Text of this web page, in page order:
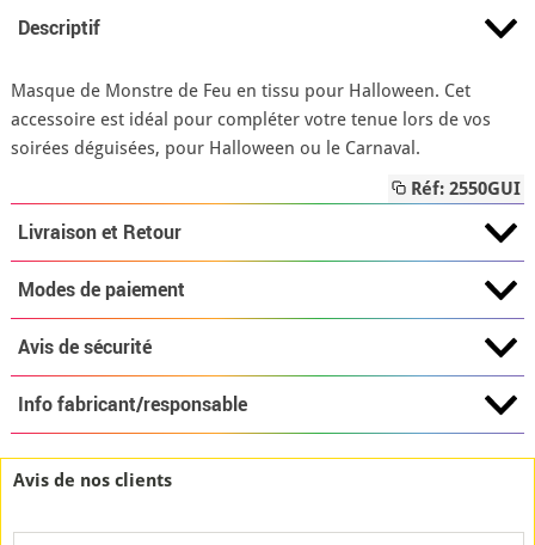
Descriptif
Masque de Monstre de Feu en tissu pour Halloween. Cet
accessoire est idéal pour compléter votre tenue lors de vos
soirées déguisées, pour Halloween ou le Carnaval.
Réf: 2550GUI
Livraison et Retour
Modes de paiement
Avis de sécurité
Info fabricant/responsable
Avis de nos clients